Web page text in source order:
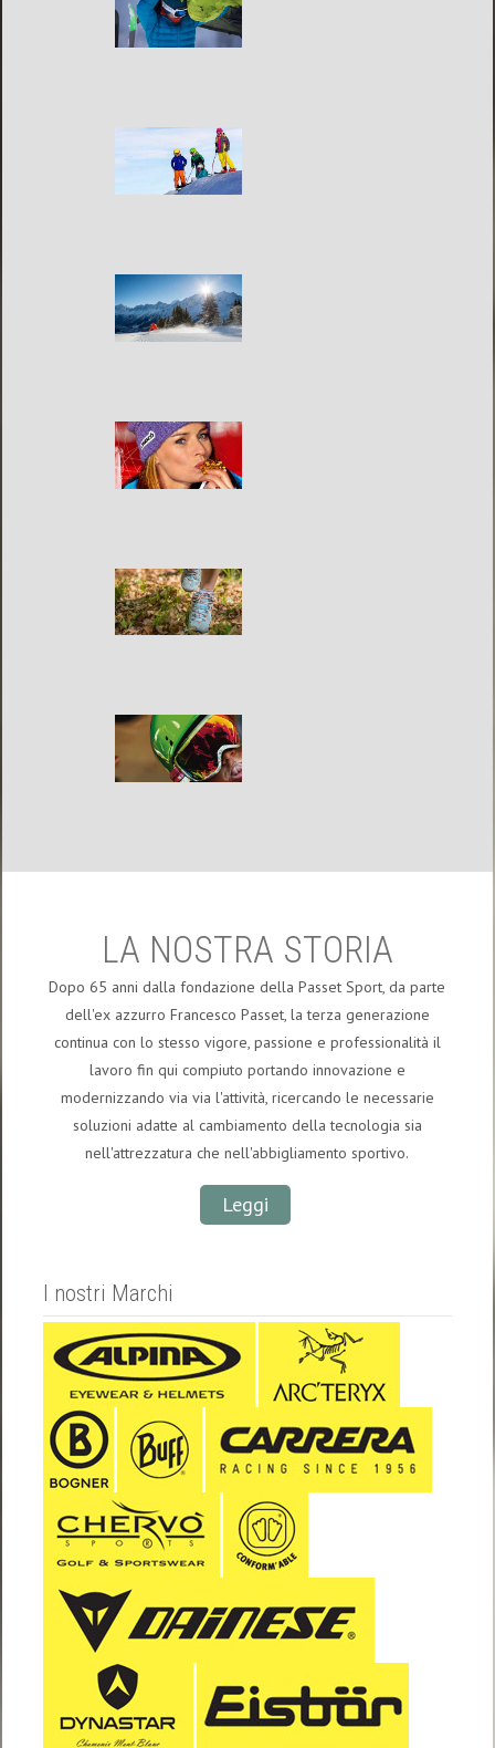
LA NOSTRA STORIA
Dopo 65 anni dalla fondazione della Passet Sport, da parte
dell'ex azzurro Francesco Passet, la terza generazione
continua con lo stesso vigore, passione e professionalità il
lavoro fin qui compiuto portando innovazione e
modernizzando via via l'attività, ricercando le necessarie
soluzioni adatte al cambiamento della tecnologia sia
nell'attrezzatura che nell'abbigliamento sportivo.
Leggi
I nostri Marchi